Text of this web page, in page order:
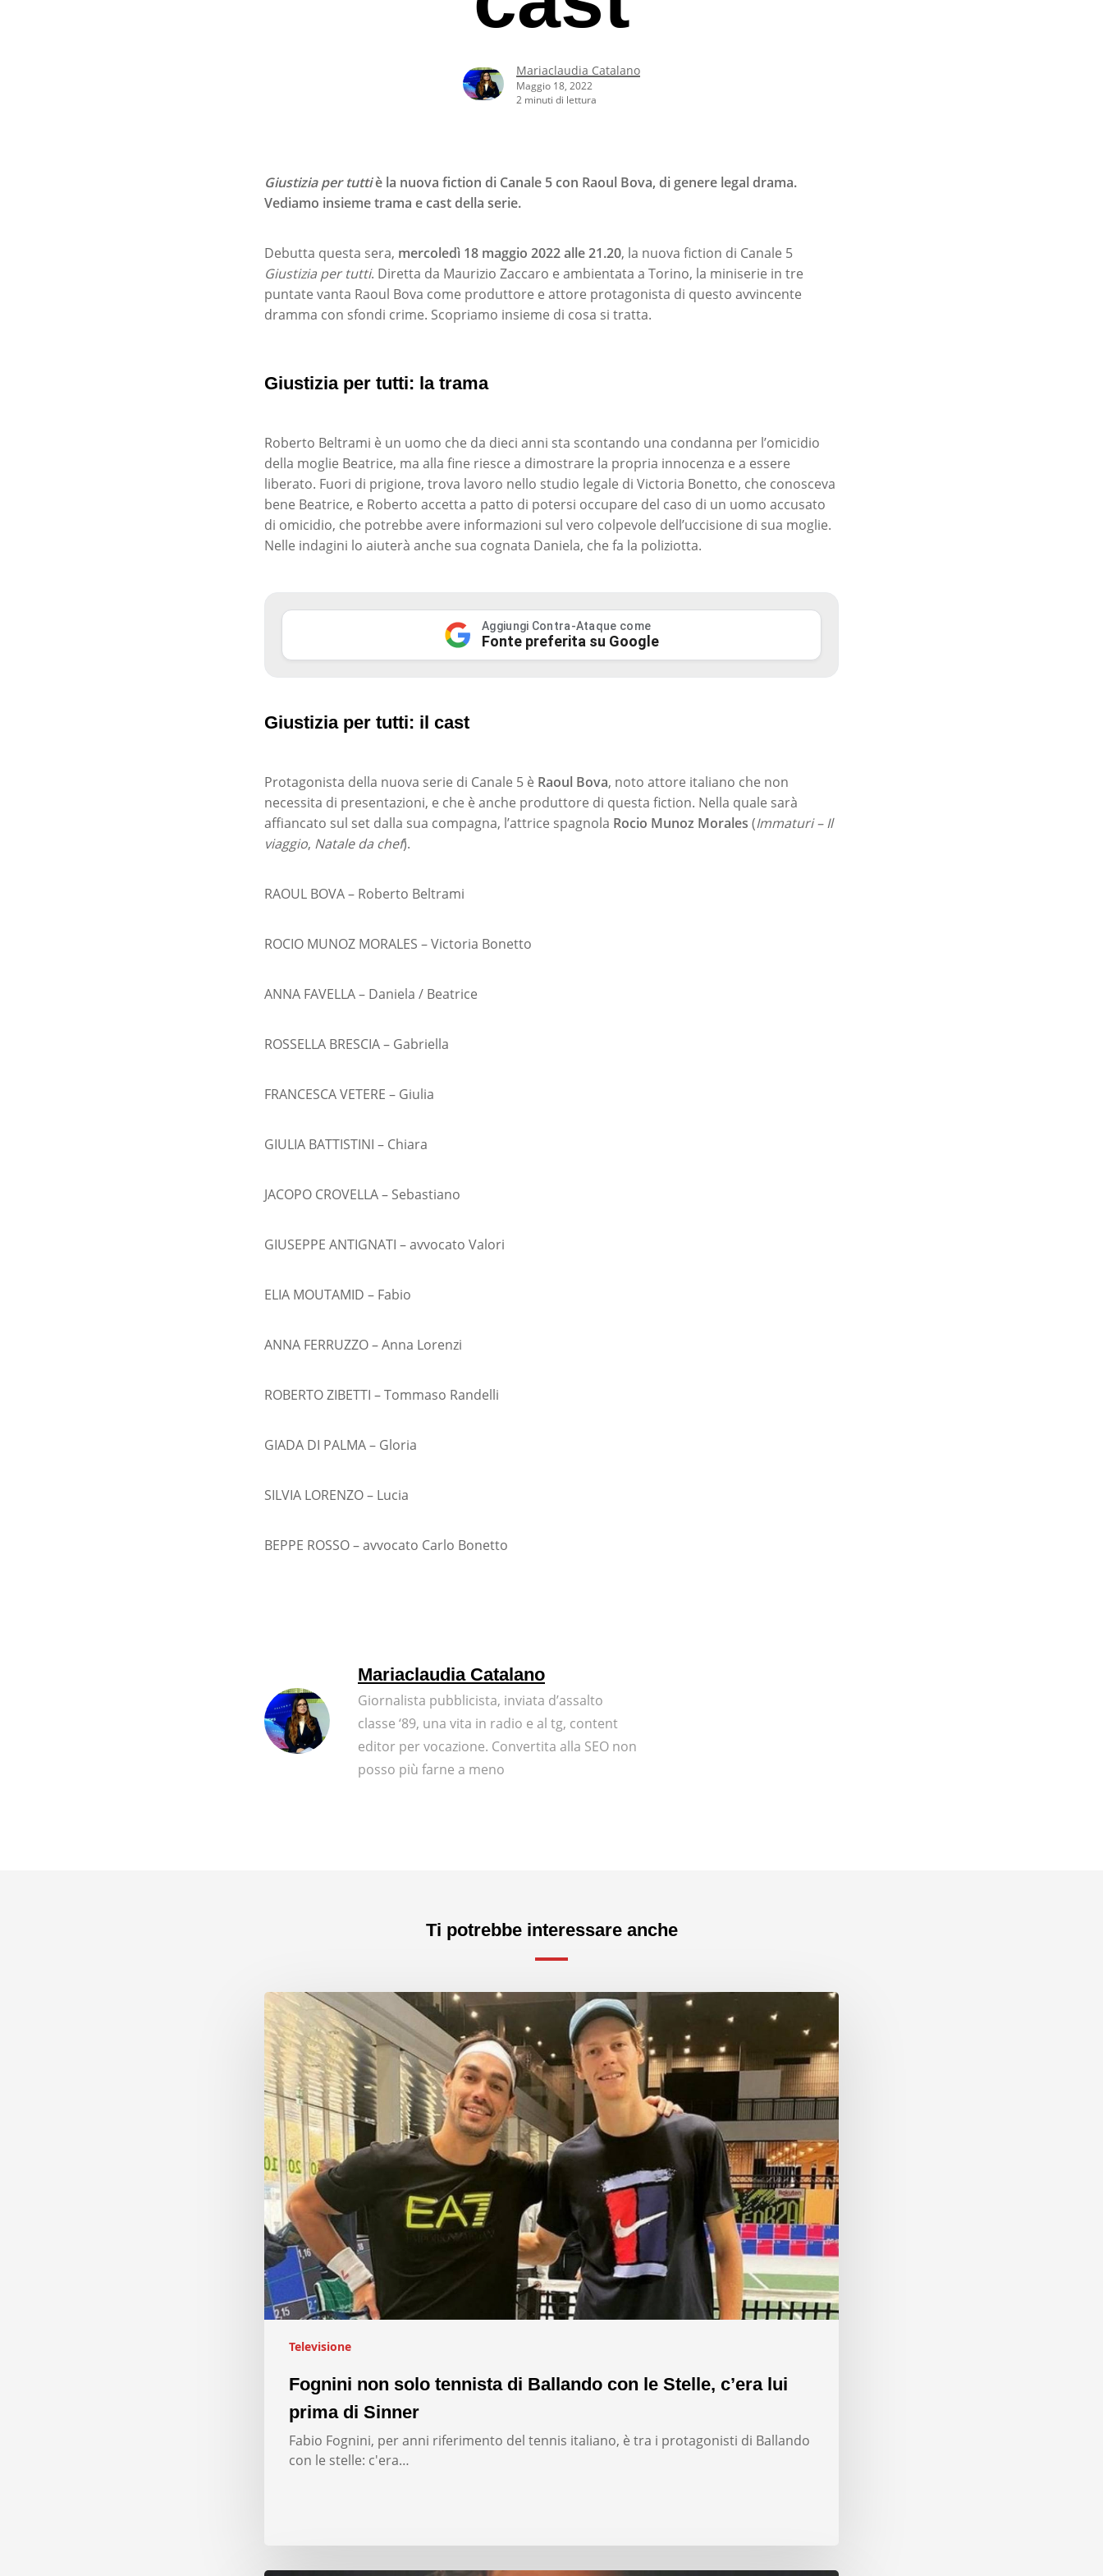
Premi invio per cercare o ESC per uscire
Mariaclaudia Catalano
Maggio 18, 2022
2 minuti di lettura
Giustizia per tuttiè la nuova fiction di Canale 5 con Raoul Bova, di genere legal drama.
Vediamo insieme trama e cast della serie.
Debutta questa sera, mercoledì 18 maggio 2022 alle 21.20, la nuova fiction di Canale 5
Giustizia per tutti. Diretta da Maurizio Zaccaro e ambientata a Torino, la miniserie in tre
puntate vanta Raoul Bova come produttore e attore protagonista di questo avvincente
dramma con sfondi crime. Scopriamo insieme di cosa si tratta.
Giustizia per tutti: la trama
Roberto Beltrami è un uomo che da dieci anni sta scontando una condanna per l’omicidio
della moglie Beatrice, ma alla fine riesce a dimostrare la propria innocenza e a essere
liberato. Fuori di prigione, trova lavoro nello studio legale di Victoria Bonetto, che conosceva
bene Beatrice, e Roberto accetta a patto di potersi occupare del caso di un uomo accusato
di omicidio, che potrebbe avere informazioni sul vero colpevole dell’uccisione di sua moglie.
Nelle indagini lo aiuterà anche sua cognata Daniela, che fa la poliziotta.
Aggiungi Contra-Ataque come
Fonte preferita su Google
Giustizia per tutti: il cast
Protagonista della nuova serie di Canale 5 è Raoul Bova, noto attore italiano che non
necessita di presentazioni, e che è anche produttore di questa fiction. Nella quale sarà
affiancato sul set dalla sua compagna, l’attrice spagnola Rocio Munoz Morales (Immaturi – Il
viaggio, Natale da chef).
RAOUL BOVA – Roberto Beltrami
ROCIO MUNOZ MORALES – Victoria Bonetto
ANNA FAVELLA – Daniela / Beatrice
ROSSELLA BRESCIA – Gabriella
FRANCESCA VETERE – Giulia
GIULIA BATTISTINI – Chiara
JACOPO CROVELLA – Sebastiano
GIUSEPPE ANTIGNATI – avvocato Valori
ELIA MOUTAMID – Fabio
ANNA FERRUZZO – Anna Lorenzi
ROBERTO ZIBETTI – Tommaso Randelli
GIADA DI PALMA – Gloria
SILVIA LORENZO – Lucia
BEPPE ROSSO – avvocato Carlo Bonetto
Mariaclaudia Catalano
Giornalista pubblicista, inviata d’assalto
classe ‘89, una vita in radio e al tg, content
editor per vocazione. Convertita alla SEO non
posso più farne a meno
Ti potrebbe interessare anche
Televisione
Fognini non solo tennista di Ballando con le Stelle, c’era lui
prima di Sinner
Fabio Fognini, per anni riferimento del tennis italiano, è tra i protagonisti di Ballando
con le stelle: c'era…